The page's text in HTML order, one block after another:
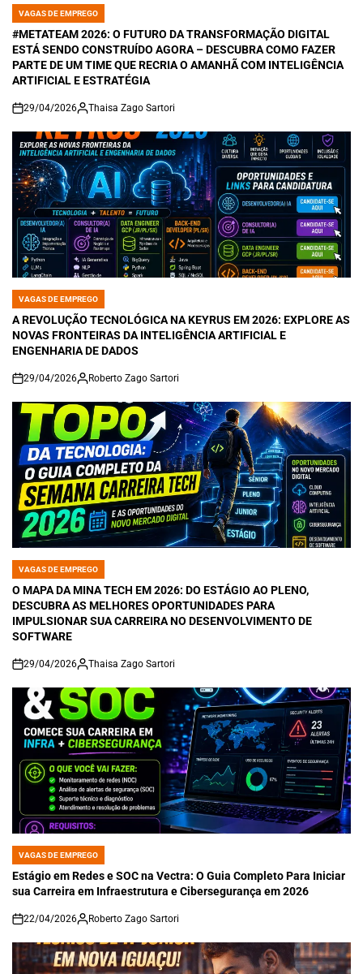
POSTED
IN
VAGAS DE EMPREGO
#METATEAM 2026: O FUTURO DA TRANSFORMAÇÃO DIGITAL
ESTÁ SENDO CONSTRUÍDO AGORA – DESCUBRA COMO FAZER
PARTE DE UM TIME QUE RECRIA O AMANHÃ COM INTELIGÊNCIA
ARTIFICIAL E ESTRATÉGIA
on
29/04/2026 Thaisa Zago Sartori
POSTED
IN
VAGAS DE EMPREGO
A REVOLUÇÃO TECNOLÓGICA NA KEYRUS EM 2026: EXPLORE AS
NOVAS FRONTEIRAS DA INTELIGÊNCIA ARTIFICIAL E
ENGENHARIA DE DADOS
on
29/04/2026 Roberto Zago Sartori
POSTED
IN
VAGAS DE EMPREGO
O MAPA DA MINA TECH EM 2026: DO ESTÁGIO AO PLENO,
DESCUBRA AS MELHORES OPORTUNIDADES PARA
IMPULSIONAR SUA CARREIRA NO DESENVOLVIMENTO DE
SOFTWARE
on
29/04/2026 Thaisa Zago Sartori
POSTED
IN
VAGAS DE EMPREGO
Estágio em Redes e SOC na Vectra: O Guia Completo Para Iniciar
sua Carreira em Infraestrutura e Cibersegurança em 2026
on
22/04/2026 Roberto Zago Sartori